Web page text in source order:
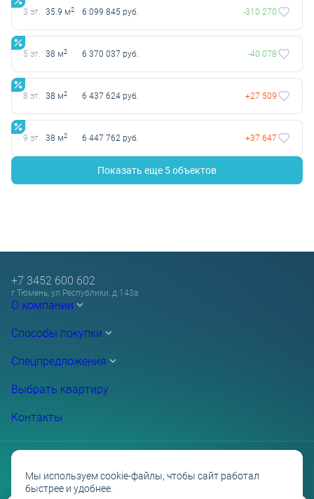
3 эт. 35.9 м2 6 099 845 руб. -310 270
5 эт. 38 м2 6 370 037 руб. -40 078
8 эт. 38 м2 6 437 624 руб. +27 509
9 эт. 38 м2 6 447 762 руб. +37 647
Показать еще 5 объектов
О компании
Способы покупки
Спецпредложения
Выбрать квартиру
Контакты
+7 3452 600 602
г Тюмень, ул Республики, д 143а
Проектные декларации на сайте наш.дом.рф
Мы используем cookie-файлы, чтобы сайт работал
быстрее и удобнее.